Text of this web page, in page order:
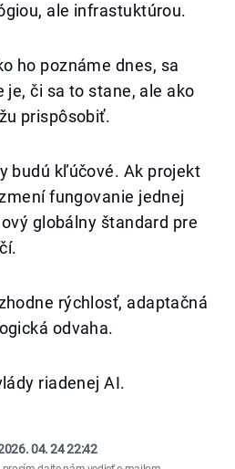
ale infrastuktúrou.
ho poznáme dnes, sa
je, či sa to stane, ale ako
prispôsobiť.
budú kľúčové. Ak projekt
fungovanie jednej
globálny štandard pre
rýchlosť, adaptačná
odvaha.
riadenej AI.
04. 24 22:42